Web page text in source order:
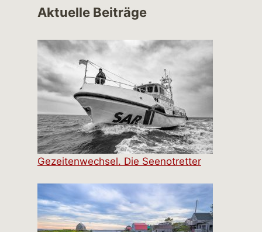
Aktuelle Beiträge
Gezeitenwechsel. Die Seenotretter